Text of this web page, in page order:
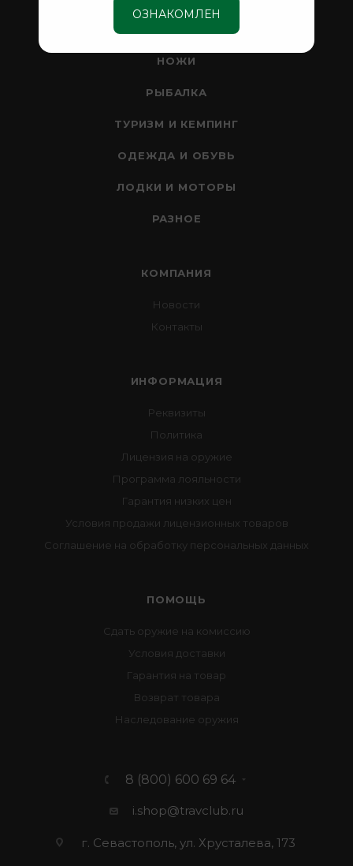
НОЖИ
РЫБАЛКА
ТУРИЗМ И КЕМПИНГ
ОДЕЖДА И ОБУВЬ
ЛОДКИ И МОТОРЫ
РАЗНОЕ
КОМПАНИЯ
Новости
Контакты
ИНФОРМАЦИЯ
Реквизиты
Политика
Лицензия на оружие
Программа лояльности
Гарантия низких цен
Условия продажи лицензионных товаров
Соглашение на обработку персональных данных
ПОМОЩЬ
Сдать оружие на комиссию
Условия доставки
Гарантия на товар
Возврат товара
Наследование оружия
8 (800) 600 69 64
i.shop@travclub.ru
г. Севастополь, ул. Хрусталева, 173
ОЗНАКОМЛЕН